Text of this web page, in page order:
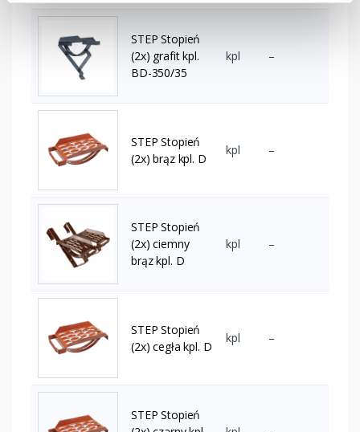
STEP Stopień
(2x) grafit kpl.
BD-350/35
kpl –
STEP Stopień
(2x) brąz kpl. D
kpl –
STEP Stopień
(2x) ciemny
brąz kpl. D
kpl –
STEP Stopień
(2x) cegła kpl. D
kpl –
STEP Stopień